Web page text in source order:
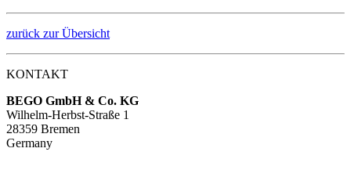
zurück zur Übersicht
KONTAKT
BEGO GmbH & Co. KG
Wilhelm-Herbst-Straße 1
28359 Bremen
Germany